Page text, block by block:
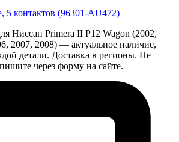
5 контактов (96301-AU472)
Ниссан Primera II P12 Wagon (2002,
2007, 2008) — актуальное наличие,
детали. Доставка в регионы. Не
через форму на сайте.